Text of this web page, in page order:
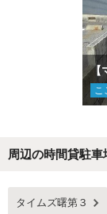
こ
周辺の時間貸駐車
タイムズ曙第３